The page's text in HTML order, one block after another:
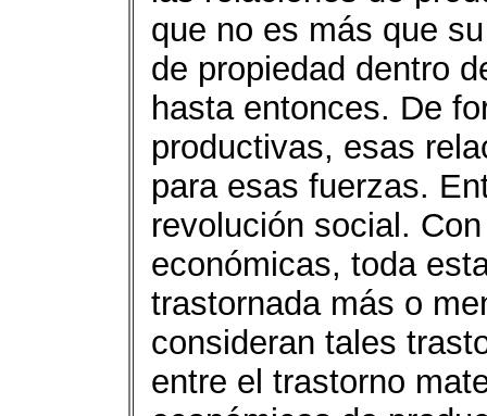
que no es más que
de propiedad dentro
hasta entonces. De
productivas, esas
para esas fuerzas.
revolución social.
económicas, toda
trastornada más o
consideran tales
entre el trastorno